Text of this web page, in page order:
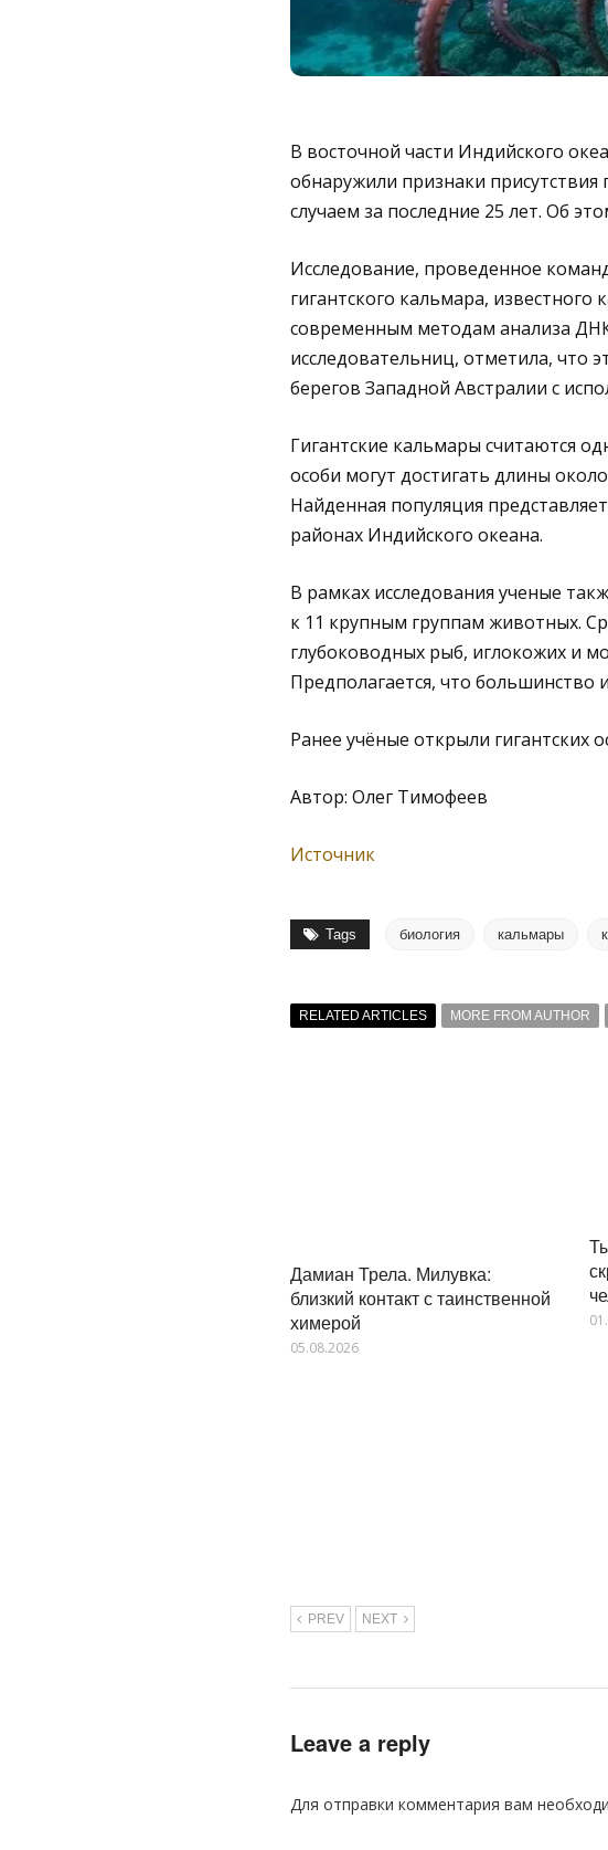
В восточной части Индийского
обнаружили признаки
случаем за последние 25 лет. Об
Исследование, проведенное
гигантского кальмара,
современным методам анализа
исследовательниц, отметила, что
берегов Западной Австралии с
Гигантские кальмары считаются
особи могут достигать длины
Найденная популяция
районах Индийского океана.
В рамках исследования ученые
к 11 крупным группам животных.
глубоководных рыб, иглокожих и
Предполагается, что большинство
Ранее учёные открыли гигантских
Автор: Олег Тимофеев
Источник
Tags биология кальмары
RELATED ARTICLES MORE FROM AUTHOR
Дамиан Трела. Милувка:
близкий контакт с таинственной
химерой
05.08.2026
PREV NEXT
Leave a reply
Для отправки комментария вам